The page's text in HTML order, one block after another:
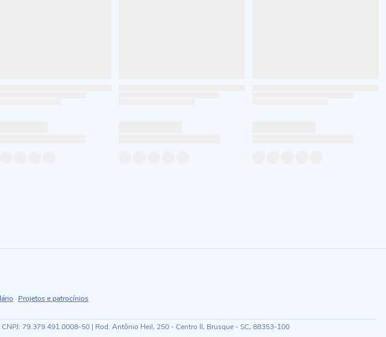
Projetos e patrocínios
79.379.491.0008-50 | Rod. Antônio Heil, 250 - Centro II, Brusque - SC, 88353-100